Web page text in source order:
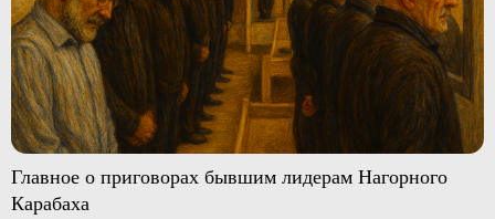
Главное о приговорах бывшим лидерам Нагорного
Карабаха